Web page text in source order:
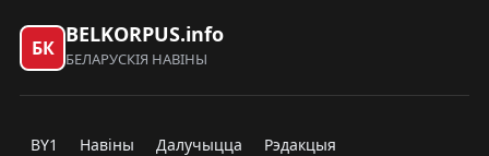
БК
BELKORPUS.info
БЕЛАРУСКІЯ НАВІНЫ
BY1 Навіны Далучыцца Рэдакцыя